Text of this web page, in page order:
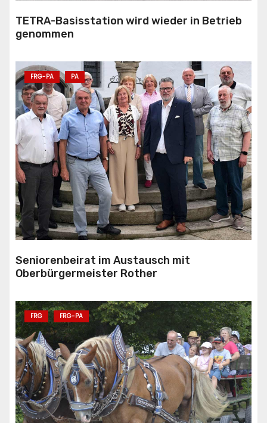
TETRA-Basisstation wird wieder in Betrieb
genommen
FRG-PA PA
Seniorenbeirat im Austausch mit
Oberbürgermeister Rother
FRG FRG-PA